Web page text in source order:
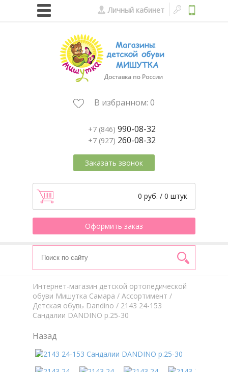
Личный кабинет
В избранном: 0
+7 (846) 990-08-32
+7 (927) 260-08-32
Заказать звонок
0 руб. / 0 штук
Оформить заказ
Интернет-магазин детской ортопедической
обуви Мишутка Самара / Aссортимент /
Детская обувь Dandino / 2143 24-153
Сандалии DANDINO р.25-30
Назад